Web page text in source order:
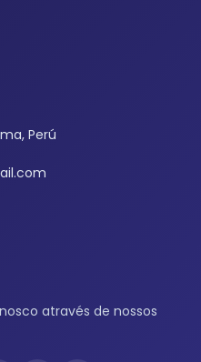
Perú
através de nossos